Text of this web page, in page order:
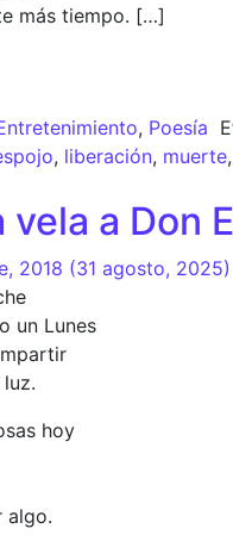
más tiempo. […]
, Poesía
, liberación, muerte,
a Don
2018 (31 agosto, 2025)
un Lunes
hoy
algo.